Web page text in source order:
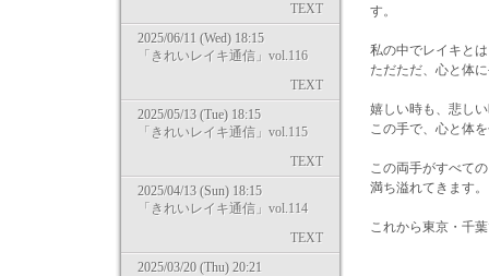
TEXT
2025/06/11 (Wed) 18:15
「きれいレイキ通信」vol.116
TEXT
2025/05/13 (Tue) 18:15
「きれいレイキ通信」vol.115
TEXT
2025/04/13 (Sun) 18:15
「きれいレイキ通信」vol.114
TEXT
2025/03/20 (Thu) 20:21
す。
私の中でレイキと
ただただ、心と体
嬉しい時も、悲し
この手で、心と体
この両手がすべて
満ち溢れてきます。
これから東京・千